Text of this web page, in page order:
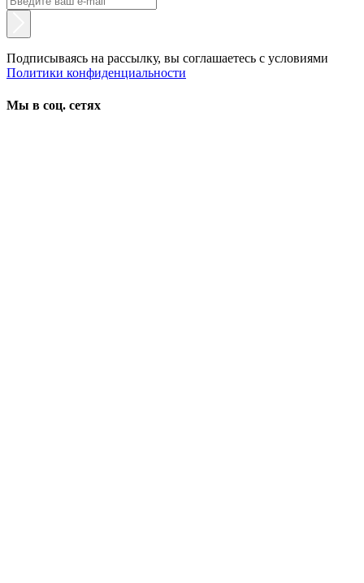
Подписываясь на рассылку, вы соглашаетесь с условиями
Политики конфиденциальности
Мы в соц. сетях